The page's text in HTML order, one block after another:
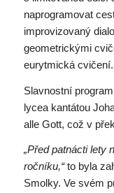
naprogramovat
improvizovaný
geometrickými
eurytmická cvičení.
Slavnostní
lycea kantátou
alle Gott, což v
„Před patnácti lety
ročníku,“to byla
Smolky. Ve svém